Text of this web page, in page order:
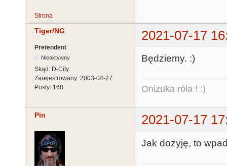
Strona
Tiger/NG 2021-07-17
Pretendent
Nieaktywny
Skąd: D-City
Zarejestrowany: 2003-04-27
Posty: 168
Będziemy. :)
Onizuka róla ! :)
Pin 2021-07-17
Jak dożyję, to